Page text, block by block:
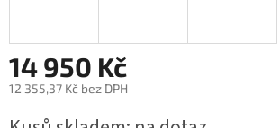
14 950 Kč
12 355,37 Kč bez DPH